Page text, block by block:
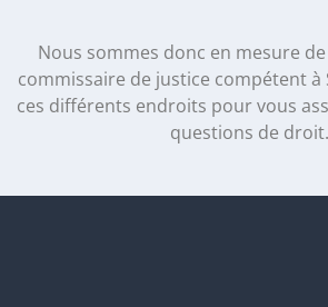
Nous sommes donc en mesure
commissaire de justice compétent à
ces différents endroits pour vous
questions de droit.